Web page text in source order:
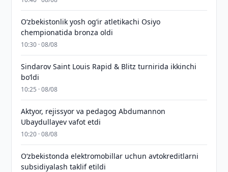
O‘zbekistonlik yosh og‘ir atletikachi Osiyo
chempionatida bronza oldi
10:30 · 08/08
Sindarov Saint Louis Rapid & Blitz turnirida ikkinchi
bo‘ldi
10:25 · 08/08
Aktyor, rejissyor va pedagog Abdumannon
Ubaydullayev vafot etdi
10:20 · 08/08
O‘zbekistonda elektromobillar uchun avtokreditlarni
subsidiyalash taklif etildi